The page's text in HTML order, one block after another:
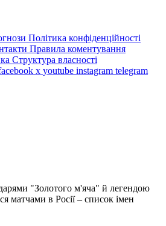
Політика конфіденційності
Правила коментування
Структура власності
x youtube instagram telegram
"Золотого м'яча" й легендою
матчами в Росії – список імен